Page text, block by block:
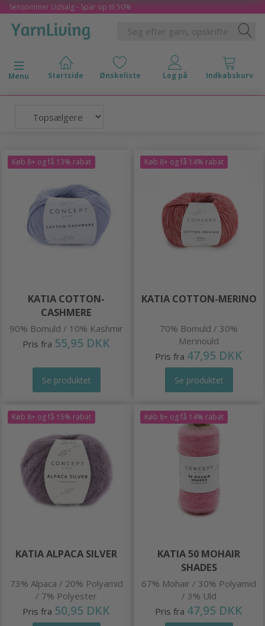
Sensommer Udsalg - Spar op til 50%
Skifte navigation
Menu
Køb 8+ og få 13% rabat
KATIA COTTON-
CASHMERE
90% Bomuld / 10% Kashmir
Pris fra 55,95 DKK
Se produktet
Køb 8+ og få 14% rabat
KATIA COTTON-MERINO
70% Bomuld / 30%
Merinould
Pris fra 47,95 DKK
Se produktet
Køb 8+ og få 15% rabat
KATIA ALPACA SILVER
73% Alpaca / 20% Polyamid
/ 7% Polyester
Pris fra 50,95 DKK
Køb 8+ og få 14% rabat
KATIA 50 MOHAIR
SHADES
67% Mohair / 30% Polyamid
/ 3% Uld
Pris fra 47,95 DKK